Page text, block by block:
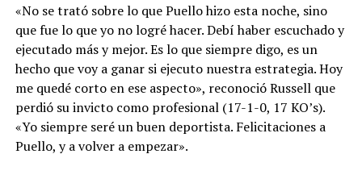
«No se trató sobre lo que Puello hizo esta noche, sino
que fue lo que yo no logré hacer. Debí haber escuchado y
ejecutado más y mejor. Es lo que siempre digo, es un
hecho que voy a ganar si ejecuto nuestra estrategia. Hoy
me quedé corto en ese aspecto», reconoció Russell que
perdió su invicto como profesional (17-1-0, 17 KO’s).
«Yo siempre seré un buen deportista. Felicitaciones a
Puello, y a volver a empezar».